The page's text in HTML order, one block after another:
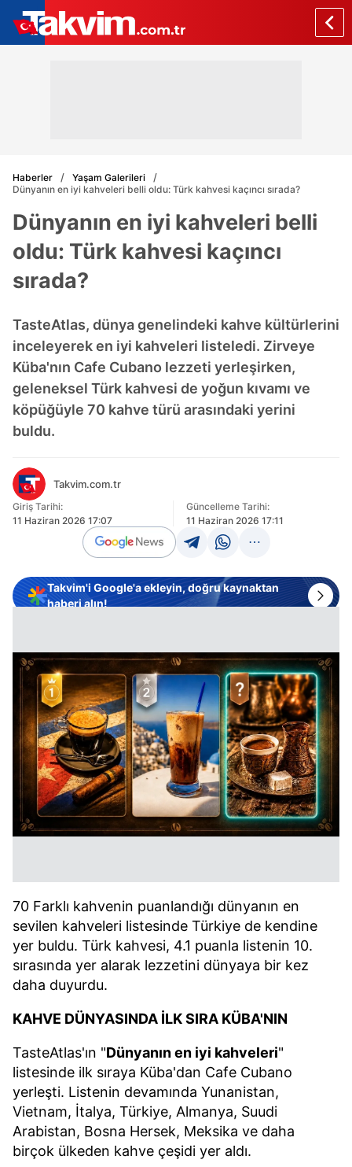
Haberler
Yaşam Galerileri
Dünyanın en iyi kahveleri belli oldu: Türk kahvesi kaçıncı sırada?
Dünyanın en iyi kahveleri belli
oldu: Türk kahvesi kaçıncı
sırada?
TasteAtlas, dünya genelindeki kahve kültürlerini
inceleyerek en iyi kahveleri listeledi. Zirveye
Küba'nın Cafe Cubano lezzeti yerleşirken,
geleneksel Türk kahvesi de yoğun kıvamı ve
köpüğüyle 70 kahve türü arasındaki yerini
buldu.
Takvim.com.tr
Giriş Tarihi:
11 Haziran 2026 17:07
Güncelleme Tarihi:
11 Haziran 2026 17:11
Takvim'i Google'a ekleyin, doğru kaynaktan
haberi alın!
70 Farklı kahvenin puanlandığı dünyanın en
sevilen kahveleri listesinde Türkiye de kendine
yer buldu. Türk kahvesi, 4.1 puanla listenin 10.
sırasında yer alarak lezzetini dünyaya bir kez
daha duyurdu.
KAHVE DÜNYASINDA İLK SIRA KÜBA'NIN
TasteAtlas'ın "Dünyanın en iyi kahveleri"
listesinde ilk sıraya Küba'dan Cafe Cubano
yerleşti. Listenin devamında Yunanistan,
Vietnam, İtalya, Türkiye, Almanya, Suudi
Arabistan, Bosna Hersek, Meksika ve daha
birçok ülkeden kahve çeşidi yer aldı.